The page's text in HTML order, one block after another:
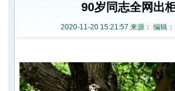
90岁同志全网出
2020-11-20 15:21:57 来源： 编辑